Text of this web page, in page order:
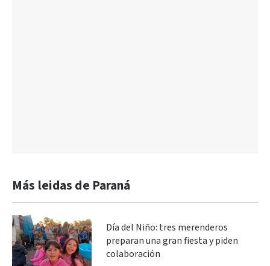
Más leidas de Paraná
Día del Niño: tres merenderos
preparan una gran fiesta y piden
colaboración